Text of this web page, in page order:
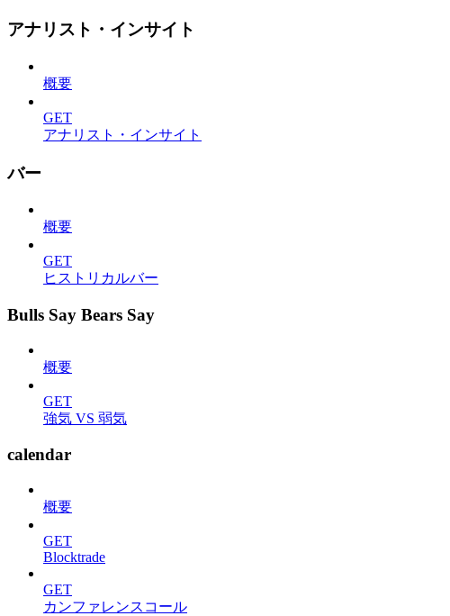
アナリスト・インサイト
概要
GET
アナリスト・インサイト
バー
概要
GET
ヒストリカルバー
Bulls Say Bears Say
概要
GET
強気 VS 弱気
calendar
概要
GET
Blocktrade
GET
カンファレンスコール